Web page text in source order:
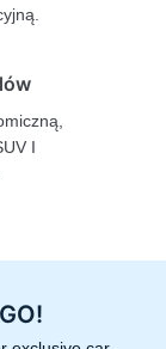
I